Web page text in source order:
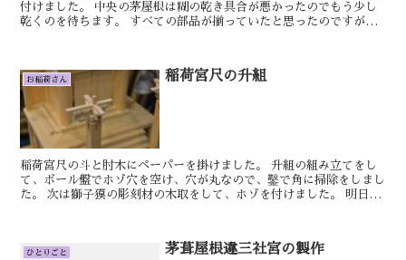
付けました。 中央の茅屋根は糊の乾き具合が悪かったのでもう少し
乾くのを待ちます。 すべての部品が揃っていたと思ったのですが欄
お稲荷さん 稲荷宮尺の升組
稲荷宮尺の斗と肘木にペーパーを掛けました。 升組の組み立てをし
て、ボール盤でホゾ穴を空け、穴が丸なので、鑿で角に掃除をしまし
た。 次は獅子獏の彫刻材の木取をして、ホゾを付けました。 明日も
ひとりごと 茅葺屋根違三社宮の製作